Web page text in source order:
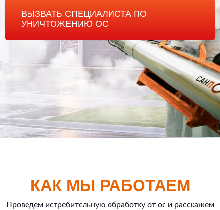
ВЫЗВАТЬ СПЕЦИАЛИСТА ПО
УНИЧТОЖЕНИЮ ОС
КАК МЫ РАБОТАЕМ
Проведем истребительную обработку от ос и расскажем